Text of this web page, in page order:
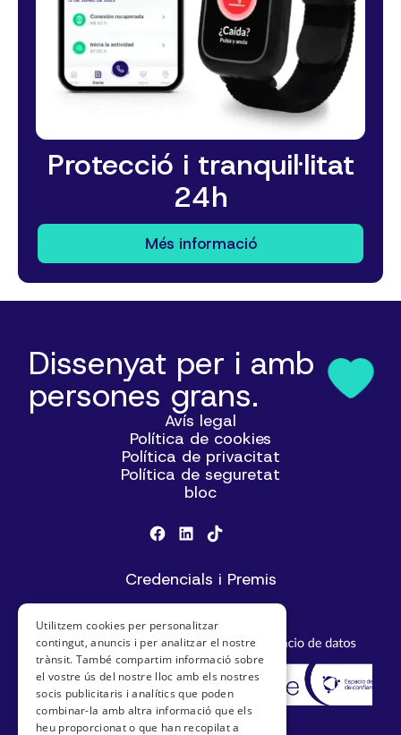
Protecció i tranquil·litat
24h
Més informació
Dissenyat per i amb
persones grans.
Avís legal
Política de cookies
Política de privacitat
Política de seguretat
bloc
Credencials i Premis
Utilitzem cookies per personalitzar
contingut, anuncis i per analitzar el nostre
trànsit. També compartim informació sobre
el vostre ús del nostre lloc amb els nostres
socis publicitaris i analítics que poden
combinar-la amb altra informació que els
heu proporcionat o que han recopilat a